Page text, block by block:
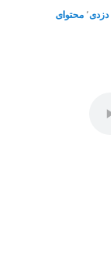
دزدی٬ محتوای